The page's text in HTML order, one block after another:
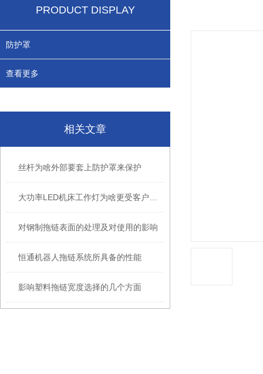
PRODUCT DISPLAY
防护罩
查看更多
相关文章
丝杆为啥外部要套上防护罩来保护
对钢制拖链表面的处理及对使用的影响
恒通机器人拖链系统所具备的性能
影响塑料拖链宽度选择的几个方面